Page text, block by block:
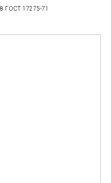
ГОСТ 17275-71